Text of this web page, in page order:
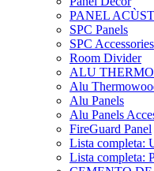
PANEL
SPC Panels
SPC Accessories
Room Divider
ALU
Alu
Alu Panels
Alu Panels
FireGuard Panel
Lista completa:
Lista completa: